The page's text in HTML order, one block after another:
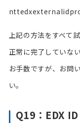
上記の方法をすべて
正常に完了していな
お手数ですが、お問
い。
Q19：EDX